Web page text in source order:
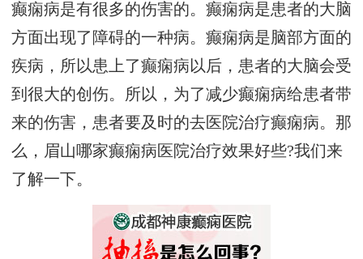
癫痫病是有很多的伤害的。癫痫病是患者的大脑
方面出现了障碍的一种病。癫痫病是脑部方面的
疾病，所以患上了癫痫病以后，患者的大脑会受
到很大的创伤。所以，为了减少癫痫病给患者带
来的伤害，患者要及时的去医院治疗癫痫病。那
么，眉山哪家癫痫病医院治疗效果好些?我们来
了解一下。